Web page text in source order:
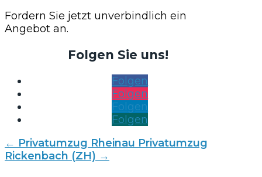
Fordern Sie jetzt unverbindlich ein
Angebot an.
Folgen Sie uns!
Folgen
Folgen
Folgen
Folgen
← Privatumzug Rheinau Privatumzug
Rickenbach (ZH) →